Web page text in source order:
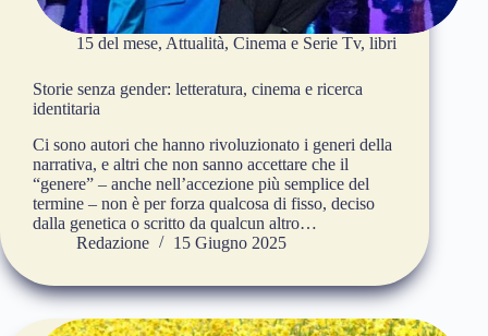
15 del mese, Attualità, Cinema e Serie Tv, libri
Storie senza gender: letteratura, cinema e ricerca
identitaria
Ci sono autori che hanno rivoluzionato i generi della
narrativa, e altri che non sanno accettare che il
“genere” – anche nell’accezione più semplice del
termine – non è per forza qualcosa di fisso, deciso
dalla genetica o scritto da qualcun altro…
Redazione
15 Giugno 2025